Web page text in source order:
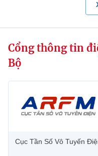
Cổng thông tin
Bộ
Cục Tần Số Vô Tuyến